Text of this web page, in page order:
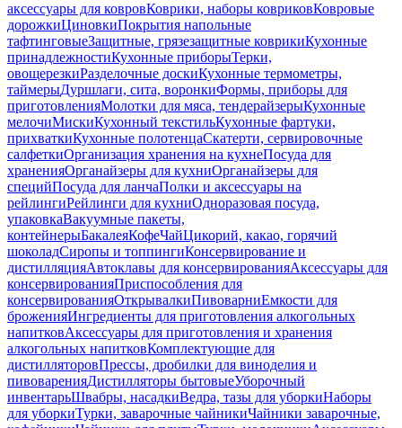
аксессуары для ковровКоврики, наборы ковриковКовровые
дорожкиЦиновкиПокрытия напольные
тафтинговыеЗащитные, грязезащитные коврикиКухонные
принадлежностиКухонные приборыТерки,
овощерезкиРазделочные доскиКухонные термометры,
таймерыДуршлаги, сита, воронкиФормы, приборы для
приготовленияМолотки для мяса, тендерайзерыКухонные
мелочиМискиКухонный текстильКухонные фартуки,
прихваткиКухонные полотенцаСкатерти, сервировочные
салфеткиОрганизация хранения на кухнеПосуда для
храненияОрганайзеры для кухниОрганайзеры для
специйПосуда для ланчаПолки и аксессуары на
рейлингиРейлинги для кухниОдноразовая посуда,
упаковкаВакуумные пакеты,
контейнерыБакалеяКофеЧайЦикорий, какао, горячий
шоколадСиропы и топпингиКонсервирование и
дистилляцияАвтоклавы для консервированияАксессуары для
консервированияПриспособления для
консервированияОткрывалкиПивоварниЕмкости для
броженияИнгредиенты для приготовления алкогольных
напитковАксессуары для приготовления и хранения
алкогольных напитковКомплектующие для
дистилляторовПрессы, дробилки для виноделия и
пивоваренияДистилляторы бытовыеУборочный
инвентарьШвабры, насадкиВедра, тазы для уборкиНаборы
для уборкиТурки, заварочные чайникиЧайники заварочные,